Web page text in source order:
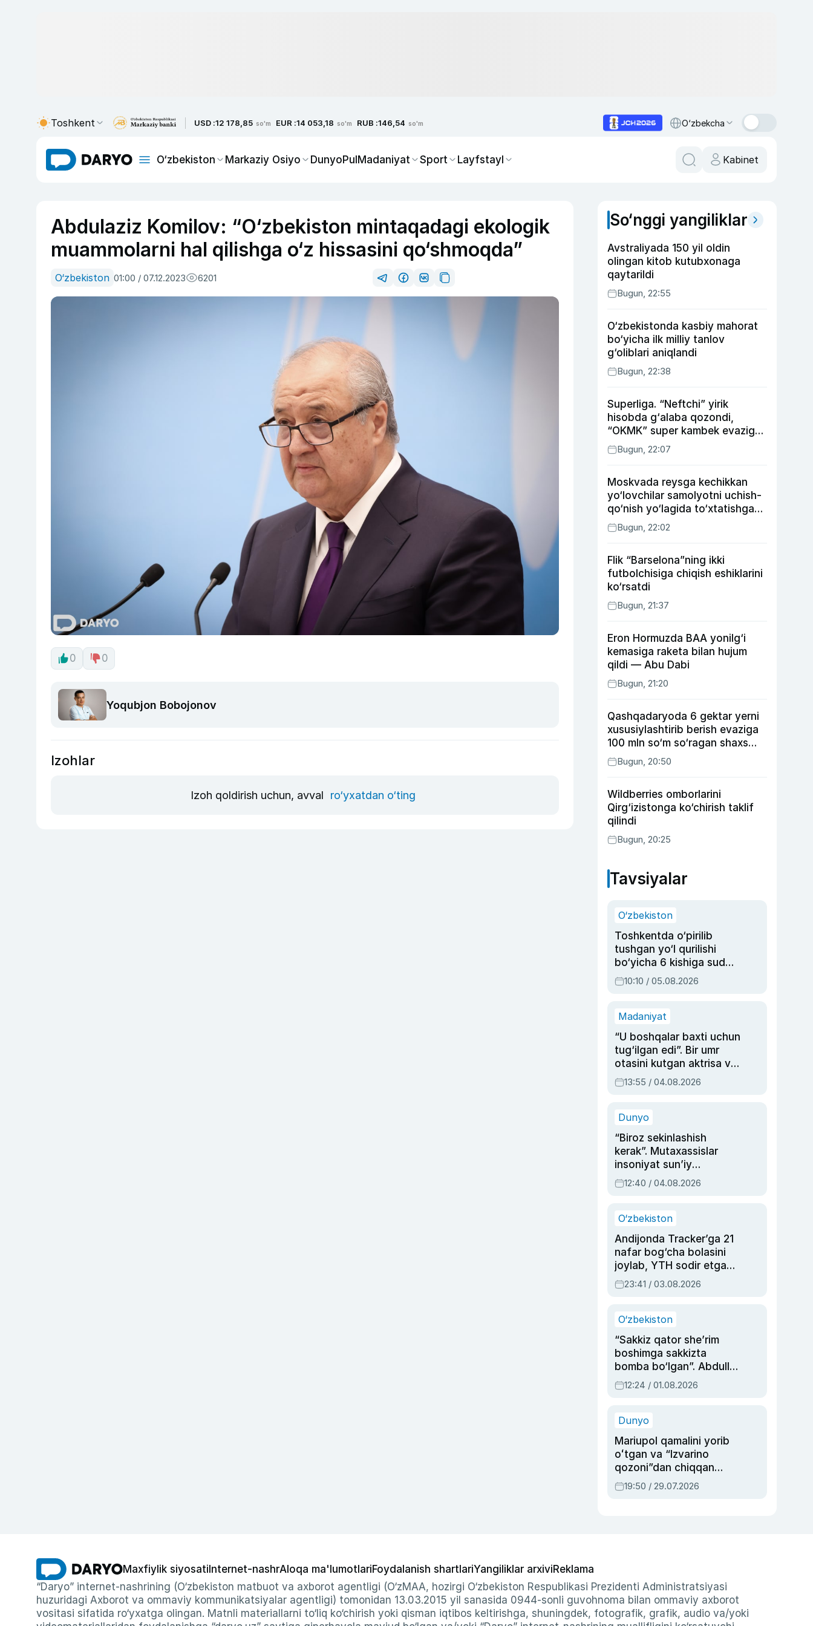
Toshkent USD :12 178,85 so'm EUR :14 053,18 so'm RUB :146,54 so'm O‘zbekcha
O‘zbekiston Markaziy Osiyo DunyoPulMadaniyat Sport Layfstayl Kabinet
Abdulaziz Komilov: “O‘zbekiston mintaqadagi ekologik
muammolarni hal qilishga o‘z hissasini qo‘shmoqda”
O‘zbekiston 01:00 / 07.12.2023 6201
0 0
Yoqubjon Bobojonov
Izohlar
Izoh qoldirish uchun, avval ro‘yxatdan o‘ting
So‘nggi yangiliklar
Avstraliyada 150 yil oldin
olingan kitob kutubxonaga
qaytarildi
Bugun, 22:55
O‘zbekistonda kasbiy mahorat
bo‘yicha ilk milliy tanlov
g‘oliblari aniqlandi
Bugun, 22:38
Superliga. “Neftchi” yirik
hisobda g‘alaba qozondi,
“OKMK” super kambek evaziga
“Bunyodkor”dan ustun keldi,
“Nasaf” durang qayd etdi
Bugun, 22:07
Moskvada reysga kechikkan
yo‘lovchilar samolyotni uchish-
qo‘nish yo‘lagida to‘xtatishga
urindi (video)
Bugun, 22:02
Flik “Barselona”ning ikki
futbolchisiga chiqish eshiklarini
ko‘rsatdi
Bugun, 21:37
Eron Hormuzda BAA yonilg‘i
kemasiga raketa bilan hujum
qildi — Abu Dabi
Bugun, 21:20
Qashqadaryoda 6 gektar yerni
xususiylashtirib berish evaziga
100 mln so‘m so‘ragan shaxs
ushlandi
Bugun, 20:50
Wildberries omborlarini
Qirg‘izistonga ko‘chirish taklif
qilindi
Bugun, 20:25
Tavsiyalar
O‘zbekiston
Toshkentda o‘pirilib
tushgan yo‘l qurilishi
bo‘yicha 6 kishiga sud
hukmi o‘qildi
10:10 / 05.08.2026
Madaniyat
“U boshqalar baxti uchun
tug‘ilgan edi”. Bir umr
otasini kutgan aktrisa va
dublyaj ustasi Rimma
Ahmedovaning
13:55 / 04.08.2026
Dunyo
“Biroz sekinlashish
kerak”. Mutaxassislar
insoniyat sun’iy
intellektni boshqara
olmay qolishidan xavotir
12:40 / 04.08.2026
O‘zbekiston
Andijonda Tracker’ga 21
nafar bog‘cha bolasini
joylab, YTH sodir etgan
ayolga sud hukmi o‘qildi
23:41 / 03.08.2026
O‘zbekiston
“Sakkiz qator she’rim
boshimga sakkizta
bomba bo‘lgan”. Abdulla
Oripovni siyosiy
ayblovlardan asrab
12:24 / 01.08.2026
Dunyo
Mariupol qamalini yorib
oʻtgan va “Izvarino
qozoni”dan chiqqan
qahramon — Ukraina
armiyasi bosh
19:50 / 29.07.2026
Maxfiylik siyosati Internet-nashrAloqa ma'lumotlariFoydalanish shartlariYangiliklar arxiviReklama
“Daryo” internet-nashrining (O‘zbekiston matbuot va axborot agentligi (O‘zMAA, hozirgi O‘zbekiston Respublikasi Prezidenti Administratsiyasi
huzuridagi Axborot va ommaviy kommunikatsiyalar agentligi) tomonidan 13.03.2015 yil sanasida 0944-sonli guvohnoma bilan ommaviy axborot
vositasi sifatida ro‘yxatga olingan. Matnli materiallarni to‘liq ko‘chirish yoki qisman iqtibos keltirishga, shuningdek, fotografik, grafik, audio va/yoki